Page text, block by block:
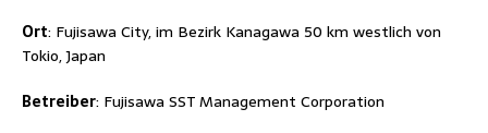
Ort: Fujisawa City, im Bezirk Kanagawa 50 km westlich von
Tokio, Japan
Betreiber: Fujisawa SST Management Corporation